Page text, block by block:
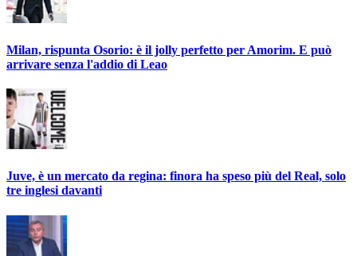
Milan, rispunta Osorio: è il jolly perfetto per Amorim. E può
arrivare senza l'addio di Leao
Juve, è un mercato da regina: finora ha speso più del Real, solo
tre inglesi davanti